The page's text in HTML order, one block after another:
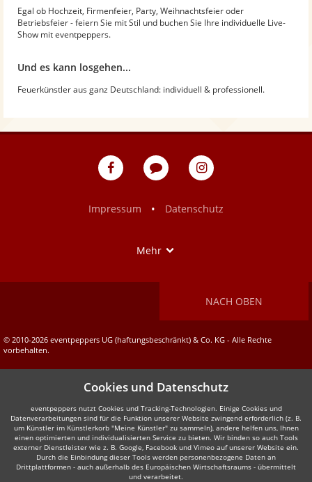
Egal ob Hochzeit, Firmenfeier, Party, Weihnachtsfeier oder
Betriebsfeier - feiern Sie mit Stil und buchen Sie Ihre individuelle Live-
Show mit eventpeppers.
Und es kann losgehen...
Feuerkünstler aus ganz Deutschland: individuell & professionell.
eventpeppers
Blog
eventpeppers
Impressum
• Datenschutz
Mehr
NACH OBEN
© 2010-2026 eventpeppers UG (haftungsbeschränkt) & Co. KG - Alle Rechte
vorbehalten.
Cookies und Datenschutz
eventpeppers nutzt Cookies und Tracking-Technologien. Einige Cookies und
Datenverarbeitungen sind für die Funktion unserer Website zwingend erforderlich (z. B.
um Künstler im Künstlerkorb "Meine Künstler" zu sammeln), andere helfen uns, Ihnen
einen optimierten und individualisierten Service zu bieten. Wir binden so auch Tools
externer Dienstleister wie z. B. Google, Facebook und Vimeo auf unserer Website ein.
Durch die Einbindung dieser Tools werden personenbezogene Daten an
Drittplattformen - auch außerhalb des Europäischen Wirtschaftsraums - übermittelt
und verarbeitet.